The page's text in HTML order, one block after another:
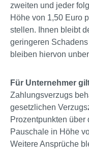
zweiten und jeder
Höhe von 1,50 Euro
stellen. Ihnen bleibt
geringeren
bleiben hiervon
Für Unternehmer
Zahlungsverzugs
gesetzlichen
Prozentpunkten
Pauschale in Höhe
Weitere Ansprüche